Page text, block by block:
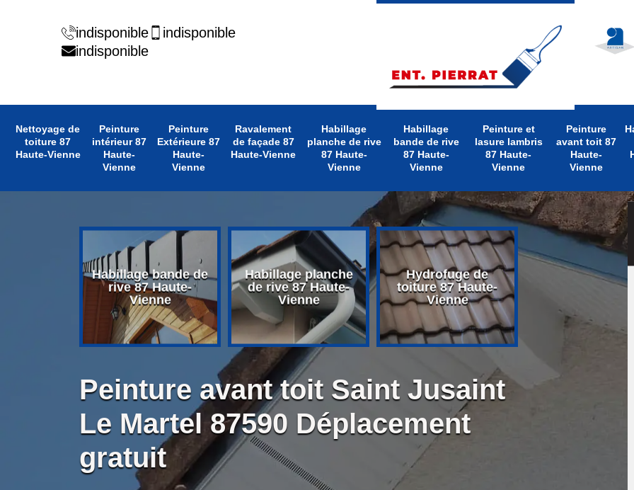
indisponible
indisponible
indisponible
Nettoyage de
toiture 87
Haute-Vienne
Peinture
intérieur 87
Haute-
Vienne
Peinture
Extérieure 87
Haute-
Vienne
Ravalement
de façade 87
Haute-Vienne
Habillage
planche de rive
87 Haute-
Vienne
Habillage
bande de rive
87 Haute-
Vienne
Peinture et
lasure lambris
87 Haute-
Vienne
Peinture
avant toit 87
Haute-
Vienne
Habillage bande de
rive 87 Haute-
Vienne
Habillage planche
de rive 87 Haute-
Vienne
Hydrofuge de
toiture 87 Haute-
Vienne
Nettoyage de
toiture 87
Peinture avant toit Saint Jusaint
Le Martel 87590 Déplacement
gratuit